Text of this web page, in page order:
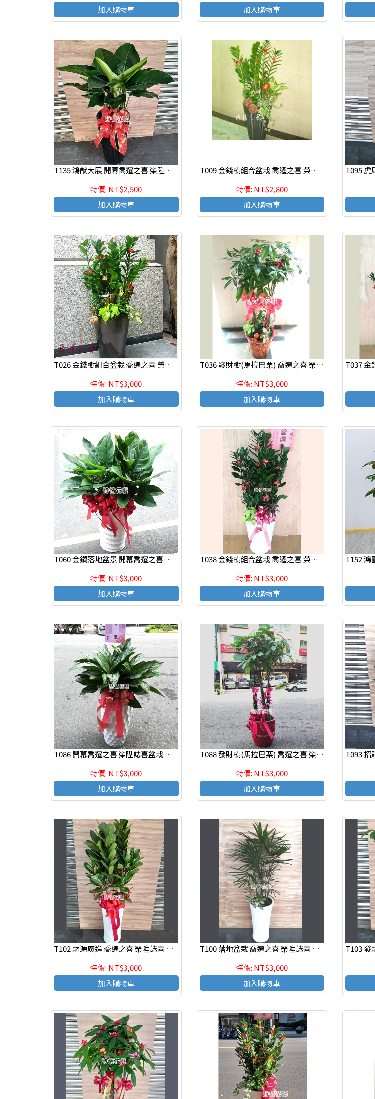
加入購物車
加入購物車
T135 鴻猷大展 開幕喬遷之喜 榮陞誌喜盆栽 落地盆栽
特價: NT$2,500
加入購物車
T009 金錢樹組合盆栽 喬遷之喜 榮陞誌喜盆栽
特價: NT$2,800
加入購物車
T026 金錢樹組合盆栽 喬遷之喜 榮陞誌喜盆栽
特價: NT$3,000
加入購物車
T036 發財樹(馬拉巴栗) 喬遷之喜 榮陞誌喜盆栽 參展成功
特價: NT$3,000
加入購物車
T060 金鑽落地盆景 開幕喬遷之喜 榮陞誌喜盆栽
特價: NT$3,000
加入購物車
T038 金錢樹組合盆栽 喬遷之喜 榮陞誌喜盆栽
特價: NT$3,000
加入購物車
T086 開幕喬遷之喜 榮陞誌喜盆栽 落地盆景
特價: NT$3,000
加入購物車
T088 發財樹(馬拉巴栗) 喬遷之喜 榮陞誌喜盆栽 參展成功
特價: NT$3,000
加入購物車
T102 財源廣進 喬遷之喜 榮陞誌喜 開幕盆栽 落地盆栽
特價: NT$3,000
加入購物車
T100 落地盆栽 喬遷之喜 榮陞誌喜 開幕盆栽
特價: NT$3,000
加入購物車